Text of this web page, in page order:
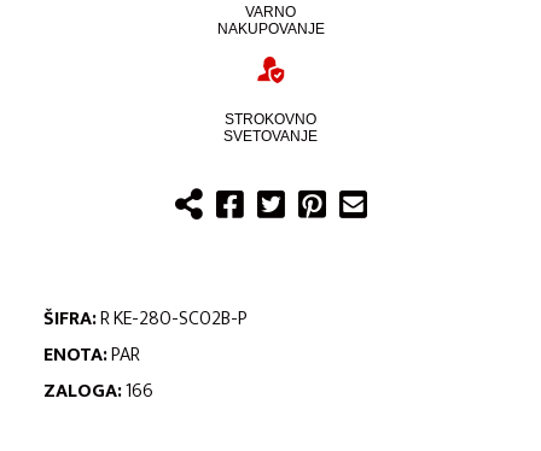
VARNO
NAKUPOVANJE
STROKOVNO
SVETOVANJE
ŠIFRA:R KE-280-SC02B-P
ENOTA:PAR
ZALOGA:166